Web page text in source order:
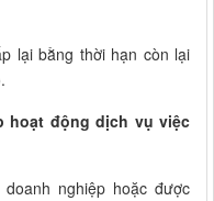
lại bằng thời hạn còn lại
hoạt động dịch vụ việc
nghiệp hoặc được